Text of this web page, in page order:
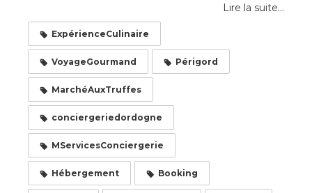
Lire la suite...
ExpérienceCulinaire
VoyageGourmand Périgord
MarchéAuxTruffes
conciergeriedordogne
MServicesConciergerie
Hébergement Booking